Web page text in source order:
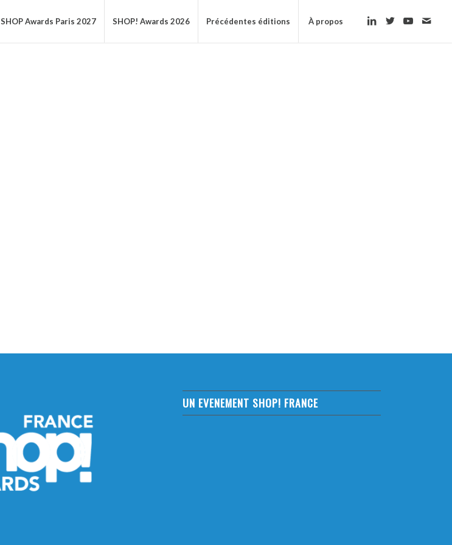
SHOP Awards Paris 2027 SHOP! Awards 2026 Précédentes éditions À propos
UN EVENEMENT SHOP! FRANCE